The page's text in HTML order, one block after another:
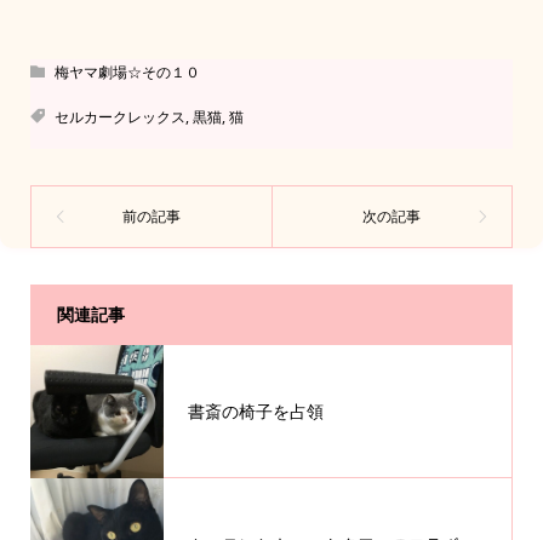
梅ヤマ劇場☆その１０
セルカークレックス,黒猫,猫
関連記事
書斎の椅子を占領